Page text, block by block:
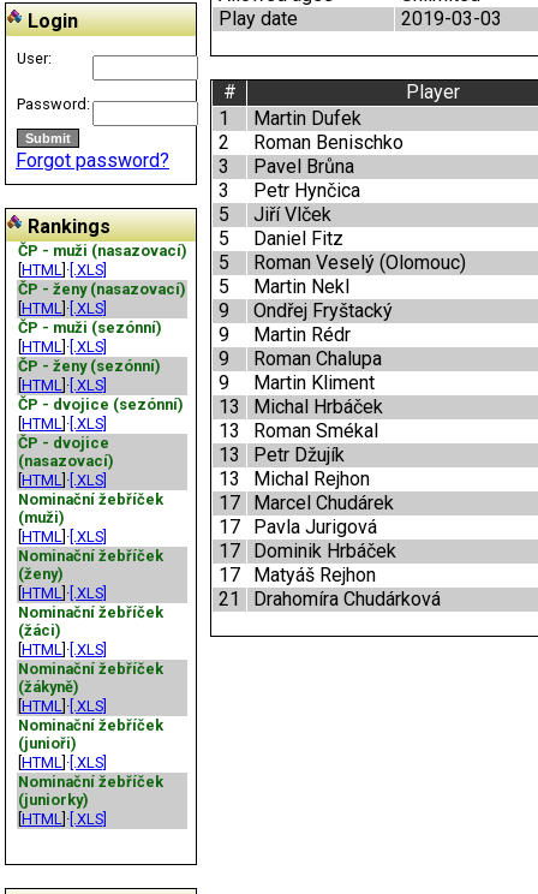
Login
User:
Password:
Forgot password?
Rankings
ČP - muži (nasazovací)
HTML ]· [.XLS]
ČP - ženy (nasazovací)
HTML ]· [.XLS]
ČP - muži (sezónní)
HTML ]· [.XLS]
ČP - ženy (sezónní)
HTML ]· [.XLS]
ČP - dvojice (sezónní)
HTML ]· [.XLS]
ČP - dvojice
(nasazovací)
HTML ]· [.XLS]
Nominační žebříček
(muži)
HTML ]· [.XLS]
Nominační žebříček
(ženy)
HTML ]· [.XLS]
Nominační žebříček
(žáci)
HTML ]· [.XLS]
Nominační žebříček
(žákyně)
HTML ]· [.XLS]
Nominační žebříček
(junioři)
HTML ]· [.XLS]
Nominační žebříček
(juniorky)
HTML ]· [.XLS]
Play date
2019-03-03
#
Player
1
Martin Dufek
2
Roman Benischko
3
Pavel Brůna
3
Petr Hynčica
5
Jiří Vlček
5
Daniel Fitz
5
Roman Veselý (Olomouc)
5
Martin Nekl
9
Ondřej Fryštacký
9
Martin Rédr
9
Roman Chalupa
9
Martin Kliment
13
Michal Hrbáček
13
Roman Smékal
13
Petr Džujík
13
Michal Rejhon
17
Marcel Chudárek
17
Pavla Jurigová
17
Dominik Hrbáček
17
Matyáš Rejhon
21
Drahomíra Chudárková